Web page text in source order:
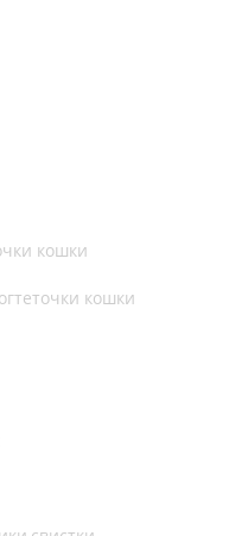
кошки
кошки